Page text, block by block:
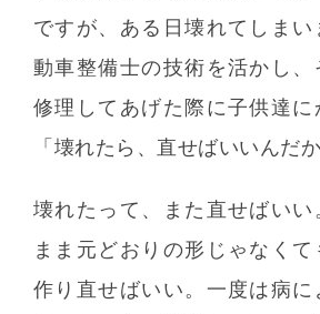
ですが、ある日壊れてしまい
動車整備士の技術を活かし、
修理してあげた際に子供達に
「壊れたら、直せばいいんだ
壊れたって、また直せばい
まま元どおりの形じゃなくて
作り直せばいい。一度は病に